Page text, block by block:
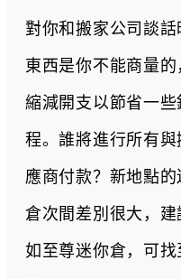
對你和搬家公司談
東西是你不能商量
縮減開支以節省一
程。誰將進行所有
應商付款？新地點
倉次間差別很大，
如至尊迷你倉，可